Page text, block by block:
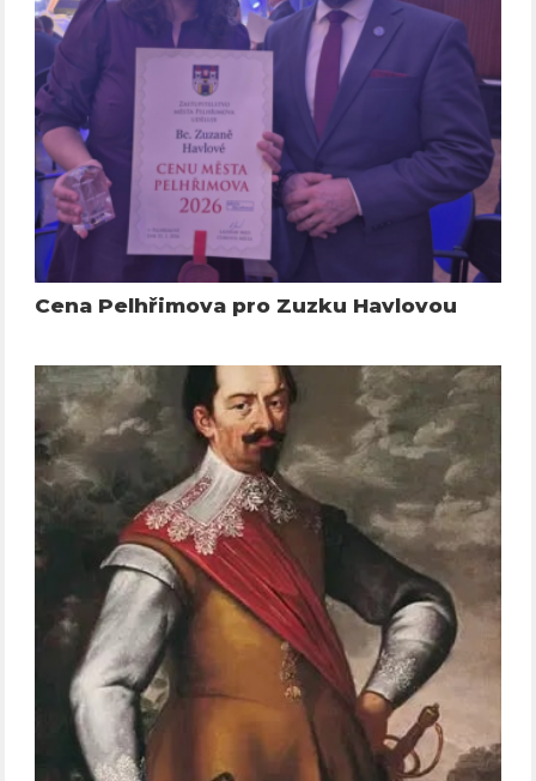
Cena Pelhřimova pro Zuzku Havlovou